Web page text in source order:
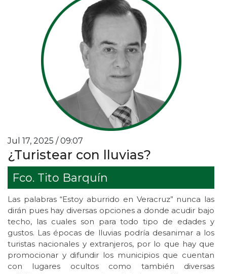
Jul 17, 2025 / 09:07
¿Turistear con lluvias?
Fco. Tito Barquín
Las palabras “Estoy aburrido en Veracruz” nunca las
dirán pues hay diversas opciones a donde acudir bajo
techo, las cuales son para todo tipo de edades y
gustos. Las épocas de lluvias podría desanimar a los
turistas nacionales y extranjeros, por lo que hay que
promocionar y difundir los municipios que cuentan
con lugares ocultos como también diversas